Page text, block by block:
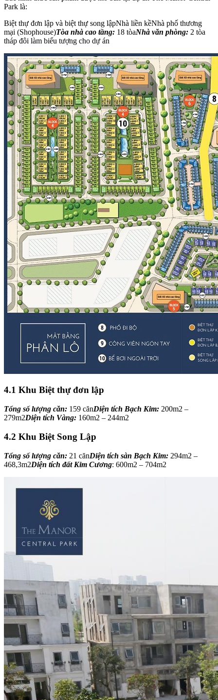
Park là:
Biệt thự đơn lập và biệt thự song lậpNhà liền kềNhà phố thương
mại (Shophouse)Tòa nhà cao tầng: 18 tòaNhà văn phòng: 2 tòa
tháp đôi làm biểu tượng cho dự án
4.1 Khu Biệt thự đơn lập
Tổng số lượng căn: 159 cănDiện tích Bạch Kim: 200m2 –
279m2Diện tích Vàng: 160m2 – 244m2
4.2 Khu Biệt Song Lập
Tổng số lượng căn: 21 cănDiện tích sàn Bạch Kim: 294m2 –
468,3m2Diện tích đất Kim Cương: 600m2 – 704m2